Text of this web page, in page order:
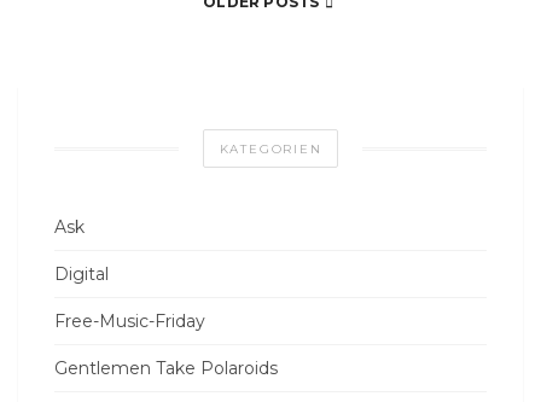
KATEGORIEN
Ask
Digital
Free-Music-Friday
Gentlemen Take Polaroids